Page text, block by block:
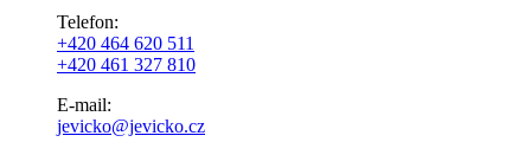
Telefon:
+420 464 620 511
+420 461 327 810
E-mail:
jevicko@jevicko.cz